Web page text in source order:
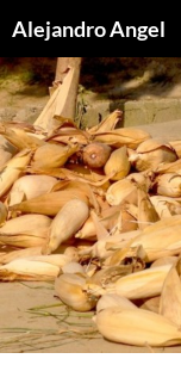
to
content
Alejandro Angel